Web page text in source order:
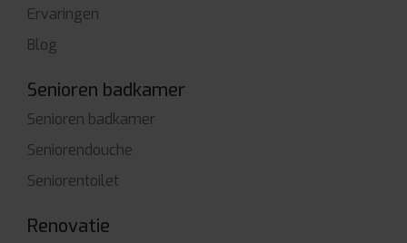
Ervaringen
Blog
Senioren badkamer
Senioren badkamer
Seniorendouche
Seniorentoilet
Renovatie